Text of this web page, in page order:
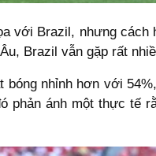
với Brazil, nhưng
Brazil vẫn gặp rất
bóng nhỉnh hơn với
phản ánh một thực tế